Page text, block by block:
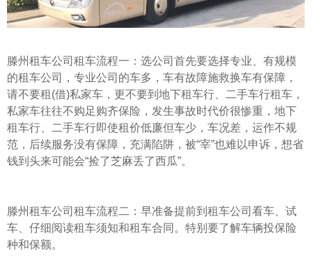
滕州租车公司租车流程一：选公司首先要选择专业、有规模
的租车公司，专业公司的车多，车有故障施救换车有保障，
请不要租(借)私家车，更不要到地下租车行、二手车行租车，
私家车往往不购足购齐保险，发生事故时代价很惨重，地下
租车行、二手车行即使租价低廉但车少，车况差，运作不规
范，后续服务没有保障，充满陷阱，被“宰”也难以申诉，想省
钱到头来可能会“捡了芝麻丢了西瓜”。
滕州租车公司租车流程二：早准备提前到租车公司看车、试
车、仔细阅读租车须知和租车合同。特别要了解车辆投保险
种和保额。